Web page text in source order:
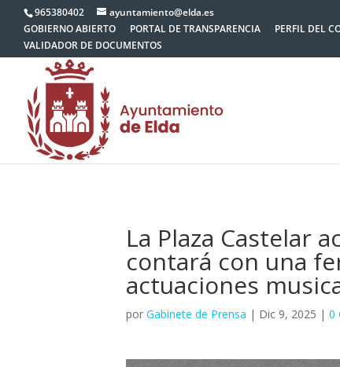
965380402
ayuntamiento@elda.es
GOBIERNO ABIERTO
PORTAL DE TRANSPARENCIA PERFIL DEL
VALIDADOR DE DOCUMENTOS
La Plaza Castelar
contará con una
actuaciones
por Gabinete de Prensa | Dic 9, 2025 | 0